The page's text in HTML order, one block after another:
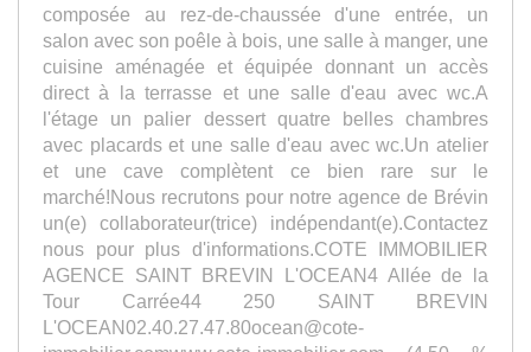
composée au rez-de-chaussée d'une entrée, un
salon avec son poêle à bois, une salle à manger, une
cuisine aménagée et équipée donnant un accès
direct à la terrasse et une salle d'eau avec wc.A
l'étage un palier dessert quatre belles chambres
avec placards et une salle d'eau avec wc.Un atelier
et une cave complètent ce bien rare sur le
marché!Nous recrutons pour notre agence de Brévin
un(e) collaborateur(trice) indépendant(e).Contactez
nous pour plus d'informations.COTE IMMOBILIER
AGENCE SAINT BREVIN L'OCEAN4 Allée de la
Tour Carrée44 250 SAINT BREVIN
L'OCEAN02.40.27.47.80ocean@cote-